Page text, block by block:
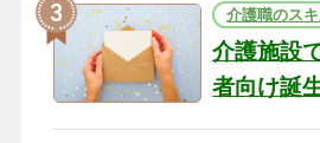
介護職のス
介護施設
者向け誕